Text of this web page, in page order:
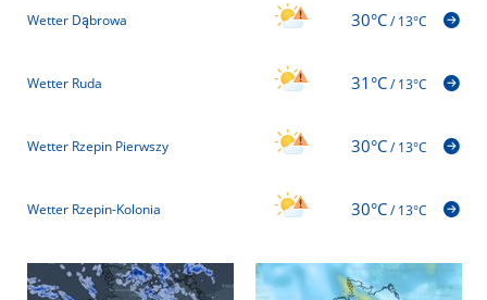
Wetter Dąbrowa 30°C/13°C
Wetter Ruda 31°C/13°C
Wetter Rzepin Pierwszy 30°C/13°C
Wetter Rzepin-Kolonia 30°C/13°C